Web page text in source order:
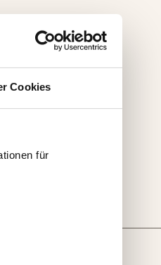
Cookies
für